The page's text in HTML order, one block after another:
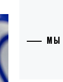
МЫ